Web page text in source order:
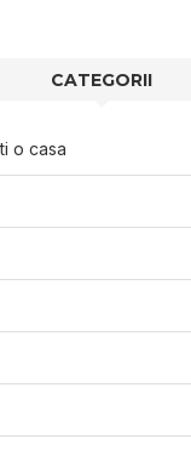
CATEGORII
o casa